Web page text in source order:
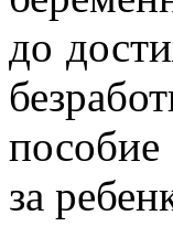
до
за